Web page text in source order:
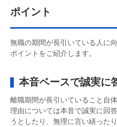
ポイント
無職の期間が長引いている人に
ポイントをご紹介します。
本音ベースで誠実に
離職期間が長引いていること自
理由については本音で誠実に回
うとしたり、無理に言い繕った